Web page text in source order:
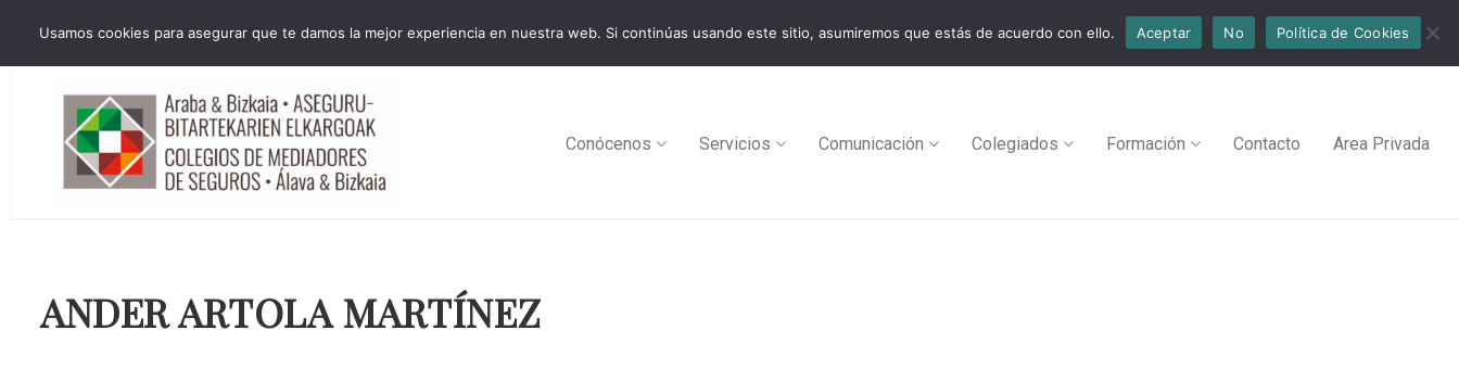
administracion@cmsab.eus 94.442.43.43 Móvil y Whatsapp 688.889.170
Conócenos Servicios Comunicación Colegiados Formación Contacto Area Privada
ANDER ARTOLA MARTÍNEZ
Usamos cookies para asegurar que te damos la mejor experiencia en nuestra web. Si continúas usando este sitio, asumiremos que estás de acuerdo con ello. Aceptar No Política de Cookies